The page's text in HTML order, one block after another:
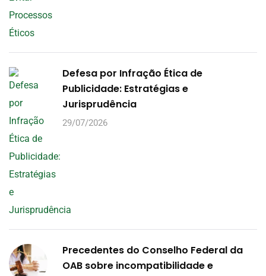
Defesa por Infração Ética de
Publicidade: Estratégias e
Jurisprudência
29/07/2026
Precedentes do Conselho Federal da
OAB sobre incompatibilidade e